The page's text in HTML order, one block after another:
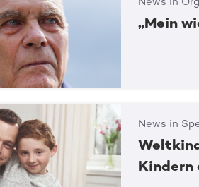
„Mein
News in
Kindern